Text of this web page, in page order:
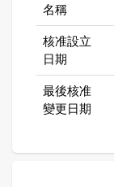
名稱
核准設立
日期
最後核准
變更日期